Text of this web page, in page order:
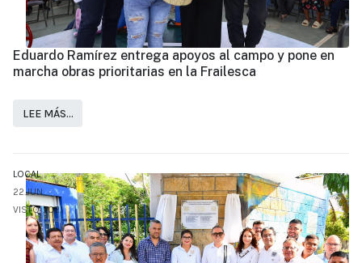
Eduardo Ramírez entrega apoyos al campo y pone en
marcha obras prioritarias en la Frailesca
LEE MÁS…
LOCAL
22.JUN
VISTO: 1021